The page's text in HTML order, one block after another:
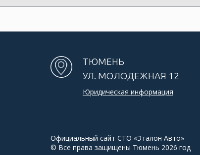
ТЮМЕНЬ
УЛ. МОЛОДЕЖНАЯ 12
Юридическая информация
Официальный сайт СТО «Эталон Авто»
© Все права защищены Тюмень 2026 год